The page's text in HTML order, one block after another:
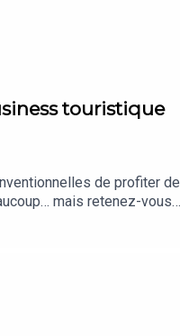
touristique
de profiter de
mais retenez-vous
par notre rédaction.
Cet épisode a été
Photo : Shutterstock. Sons